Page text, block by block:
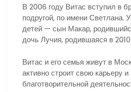
В 2006 году Витас вступил в
подругой, по имени Светлана.
детей — сын Макар,
дочь Лучия, родившаяся в 2010
Витас и его семья живут в
активно строит свою карьеру
благотворительной